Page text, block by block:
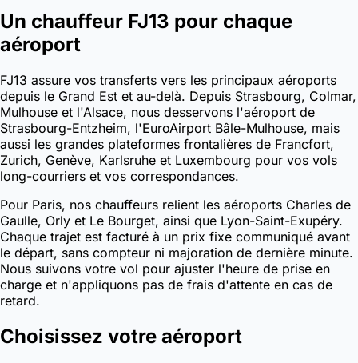
Un chauffeur FJ13 pour chaque
aéroport
FJ13 assure vos transferts vers les principaux aéroports
depuis le Grand Est et au-delà. Depuis Strasbourg, Colmar,
Mulhouse et l'Alsace, nous desservons l'aéroport de
Strasbourg-Entzheim, l'EuroAirport Bâle-Mulhouse, mais
aussi les grandes plateformes frontalières de Francfort,
Zurich, Genève, Karlsruhe et Luxembourg pour vos vols
long-courriers et vos correspondances.
Pour Paris, nos chauffeurs relient les aéroports Charles de
Gaulle, Orly et Le Bourget, ainsi que Lyon-Saint-Exupéry.
Chaque trajet est facturé à un prix fixe communiqué avant
le départ, sans compteur ni majoration de dernière minute.
Nous suivons votre vol pour ajuster l'heure de prise en
charge et n'appliquons pas de frais d'attente en cas de
retard.
Choisissez votre aéroport